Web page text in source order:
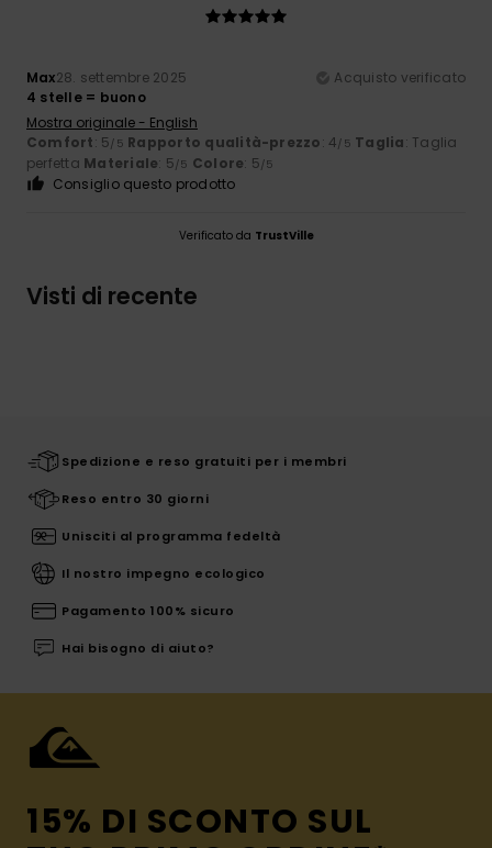
Max28. settembre 2025
Acquisto verificato
4 stelle = buono
Mostra originale - English
Comfort: 5/5 Rapporto qualità-prezzo: 4/5 Taglia: Taglia
perfetta Materiale: 5/5 Colore: 5/5
Consiglio questo prodotto
Verificato da TrustVille
Visti di recente
Spedizione e reso gratuiti per i membri
Reso entro 30 giorni
Unisciti al programma fedeltà
Il nostro impegno ecologico
Pagamento 100% sicuro
Hai bisogno di aiuto?
15% DI SCONTO SUL